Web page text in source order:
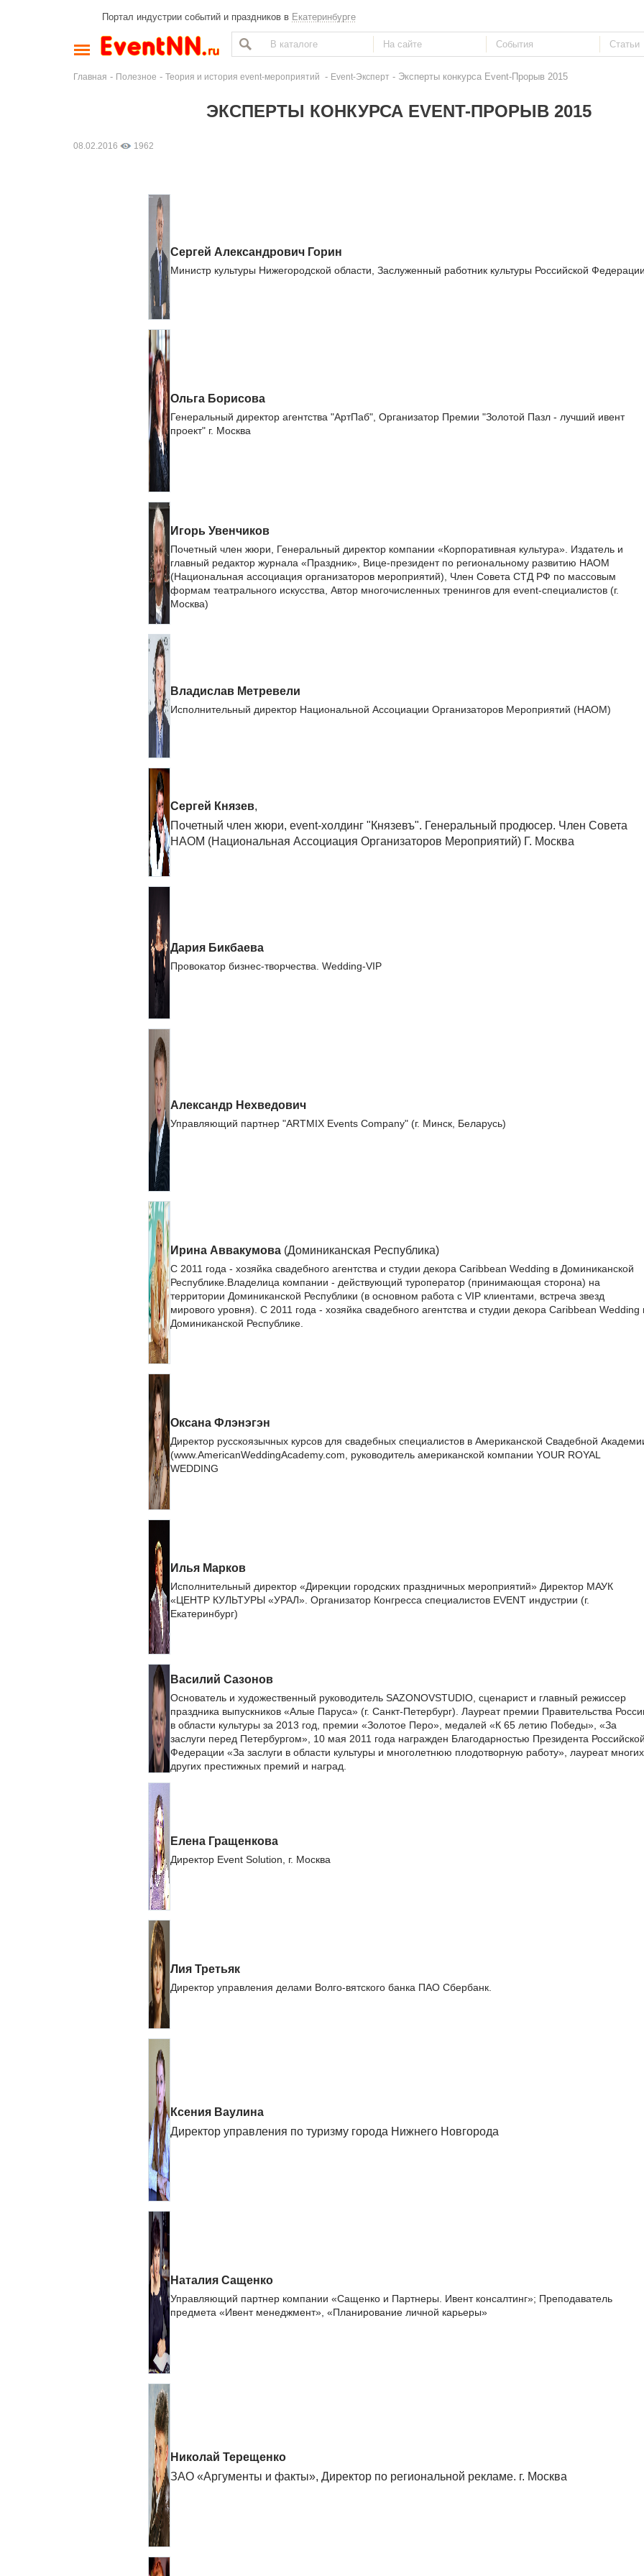
Портал индустрии событий и праздников в Екатеринбурге
Главная - Полезное - Теория и история event-мероприятий - Event-Эксперт - Эксперты конкурса Event-Прорыв 2015
ЭКСПЕРТЫ КОНКУРСА EVENT-ПРОРЫВ 2015
08.02.2016 1962
Сергей Александрович Горин
Министр культуры Нижегородской области, Заслуженный работник культуры Российской
Ольга Борисова
Генеральный директор агентства "АртПаб", Организатор Премии "Золотой Пазл - лучший ивент
проект" г. Москва
Игорь Увенчиков
Почетный член жюри, Генеральный директор компании «Корпоративная культура». Издатель и
главный редактор журнала «Праздник», Вице-президент по региональному развитию НАОМ
(Национальная ассоциация организаторов мероприятий), Член Совета СТД РФ по массовым
формам театрального искусства, Автор многочисленных тренингов для event-специалистов (г.
Москва)
Владислав Метревели
Исполнительный директор Национальной Ассоциации Организаторов Мероприятий (НАОМ)
Сергей Князев,
Почетный член жюри, event-холдинг "Князевъ". Генеральный продюсер. Член Совета
НАОМ (Национальная Ассоциация Организаторов Мероприятий) Г. Москва
Дария Бикбаева
Провокатор бизнес-творчества. Wedding-VIP
Александр Нехведович
Управляющий партнер "ARTMIX Events Company" (г. Минск, Беларусь)
Ирина Аввакумова(Доминиканская Республика)
С 2011 года - хозяйка свадебного агентства и студии декора Caribbean Wedding в Доминиканской
Республике.Владелица компании - действующий туроператор (принимающая сторона) на
территории Доминиканской Республики (в основном работа с VIP клиентами, встреча звезд
мирового уровня). С 2011 года - хозяйка свадебного агентства и студии декора Caribbean Wedding
Доминиканской Республике.
Оксана Флэнэгэн
Директор русскоязычных курсов для свадебных специалистов в Американской Свадебной
(www.AmericanWeddingAcademy.com, руководитель американской компании YOUR ROYAL
WEDDING
Илья Марков
Исполнительный директор «Дирекции городских праздничных мероприятий» Директор МАУК
«ЦЕНТР КУЛЬТУРЫ «УРАЛ». Организатор Конгресса специалистов EVENT индустрии (г.
Екатеринбург)
Василий Сазонов
Основатель и художественный руководитель SAZONOVSTUDIO, сценарист и главный режиссер
праздника выпускников «Алые Паруса» (г. Санкт-Петербург). Лауреат премии Правительства
в области культуры за 2013 год, премии «Золотое Перо», медалей «К 65 летию Победы», «За
заслуги перед Петербургом», 10 мая 2011 года награжден Благодарностью Президента
Федерации «За заслуги в области культуры и многолетнюю плодотворную работу», лауреат многих
других престижных премий и наград.
Елена Гращенкова
Директор Event Solution, г. Москва
Лия Третьяк
Директор управления делами Волго-вятского банка ПАО Сбербанк.
Ксения Ваулина
Директор управления по туризму города Нижнего Новгорода
Наталия Сащенко
Управляющий партнер компании «Сащенко и Партнеры. Ивент консалтинг»; Преподаватель
предмета «Ивент менеджмент», «Планирование личной карьеры»
Николай Терещенко
ЗАО «Аргументы и факты», Директор по региональной рекламе. г. Москва